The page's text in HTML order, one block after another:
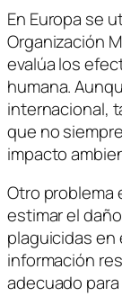
En Europa se
Organización
evalúa los
humana.
internacional,
que no
impacto
Otro problema
estimar el
plaguicidas en
información
adecuado